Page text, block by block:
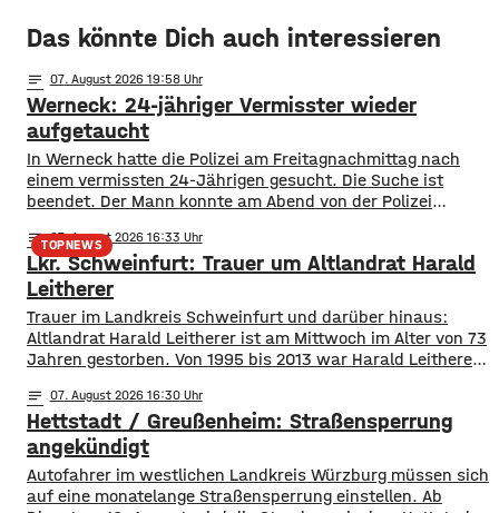
Das könnte Dich auch interessieren
notes 07. August 2026 19:58
Werneck: 24-jähriger Vermisster wieder
aufgetaucht
In Werneck hatte die Polizei am Freitagnachmittag nach
einem vermissten 24-Jährigen gesucht. Die Suche ist
beendet. Der Mann konnte am Abend von der Polizei
gesorgt, da auch ein Polizeihubschrauber die Gegend rund
um Werneck abgesucht hatte.
TOPNEWS
notes 07. August 2026 16:33
Lkr. Schweinfurt: Trauer um Altlandrat Harald
Leitherer
Trauer im Landkreis Schweinfurt und darüber hinaus:
Altlandrat Harald Leitherer ist am Mittwoch im Alter von 73
Jahren gestorben. Von 1995 bis 2013 war Harald Leitherer
wurde das Kreisstraßennetz ausgebaut, aber auch ein
flächendeckendes Radwegenetz mit einer Länge von über
1.000 Kilometern geschaffen. Außerdem führte der
notes 07. August 2026 16:30
Hettstadt / Greußenheim: Straßensperrung
angekündigt
Autofahrer im westlichen Landkreis Würzburg müssen sich
auf eine monatelange Straßensperrung einstellen. Ab